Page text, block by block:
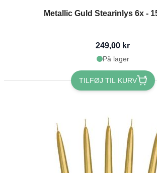
Metallic Guld Stearinlys 6x -
249,00 kr
På lager
TILFØJ TIL KURV